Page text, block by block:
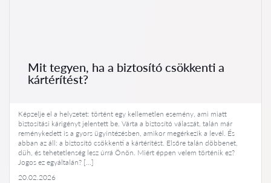
Mit tegyen, ha a biztosító csökkenti a
kártérítést?
Képzelje el a helyzetet: történt egy kellemetlen esemény, ami miatt
biztosítási kárigényt jelentett be. Várta a biztosító válaszát, talán már
reménykedett is a gyors ügyintézésben, amikor megérkezik a levél. És
abban az áll: a biztosító csökkenti a kártérítést. Elsőre talán döbbenet,
düh, és tehetetlenség lesz úrrá Önön. Miért éppen velem történik ez?
Jogos ez egyáltalán? […]
20.02.2026